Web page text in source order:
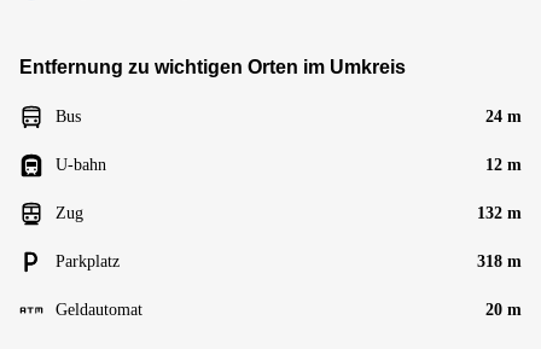
Entfernung zu wichtigen Orten im Umkreis
Bus 24 m
U-bahn 12 m
Zug 132 m
Parkplatz 318 m
Geldautomat 20 m